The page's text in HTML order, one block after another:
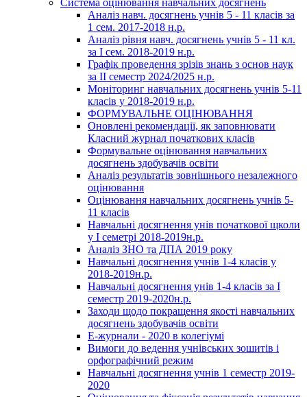
Система оцінювання навчальних досягнень
Аналіз навч. досягнень учнів 5 - 11 класів за
1 сем. 2017-2018 н.р.
Аналіз рівня навч. досягнень учнів 5 - 11 кл.
за І сем. 2018-2019 н.р.
Графік проведення зрізів знань з основ наук
за ІІ семестр 2024/2025 н.р.
Моніторинг навчальних досягнень учнів 5-11
класів у 2018-2019 н.р.
ФОРМУВАЛЬНЕ ОЦІНЮВАННЯ
Оновлені рекомендації, як заповнювати
Класний журнал початкових класів
Формувальне оцінювання навчальних
досягнень здобувачів освіти
Аналіз результатів зовнішнього незалежного
оцінювання
Оцінювання навчальних досягнень учнів 5-
11 класів
Навчальні досягнення унів початкової щколи
у І семетрі 2018-2019н.р.
Аналіз ЗНО та ДПА 2019 року
Навчальні досягнення учнів 1-4 класів у
2018-2019н.р.
Навчальні досягнення унів 1-4 класів за І
семестр 2019-2020н.р.
Заходи щодо покращення якості навчальних
досягнень здобувачів освіти
Е-журнали - 2020 в колегіумі
Вимоги до ведення учнівських зошитів і
орфографічний режим
Навчальні досягнення учнів 1 семестр 2019-
2020